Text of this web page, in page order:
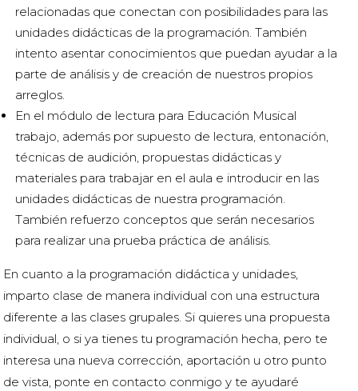
relacionadas que conectan con posibilidades para las
unidades didácticas de la programación. También
intento asentar conocimientos que puedan ayudar a la
parte de análisis y de creación de nuestros propios
arreglos.
En el módulo de lectura para Educación Musical
trabajo, además por supuesto de lectura, entonación,
técnicas de audición, propuestas didácticas y
materiales para trabajar en el aula e introducir en las
unidades didácticas de nuestra programación.
También refuerzo conceptos que serán necesarios
para realizar una prueba práctica de análisis.
En cuanto a la programación didáctica y unidades,
imparto clase de manera individual con una estructura
diferente a las clases grupales. Si quieres una propuesta
individual, o si ya tienes tu programación hecha, pero te
interesa una nueva corrección, aportación u otro punto
de vista, ponte en contacto conmigo y te ayudaré